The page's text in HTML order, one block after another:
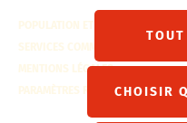
POPULATION ET ÉTAT CIVIL
SERVICES COMMUNAUX
MENTIONS LÉGALES
PARAMÈTRES RGPD
TOUT
CHOISIR